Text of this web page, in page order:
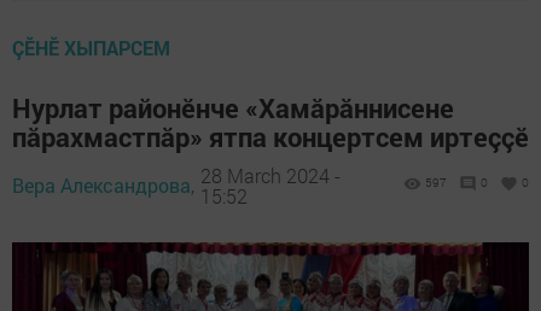
ÇӖНӖ ХЫПАРСЕМ
Нурлат районӗнче «Хамăрăннисене
пăрахмастпăр» ятпа концертсем иртеççӗ
Вера Александрова, 28 March 2024 -
15:52
597 0 0